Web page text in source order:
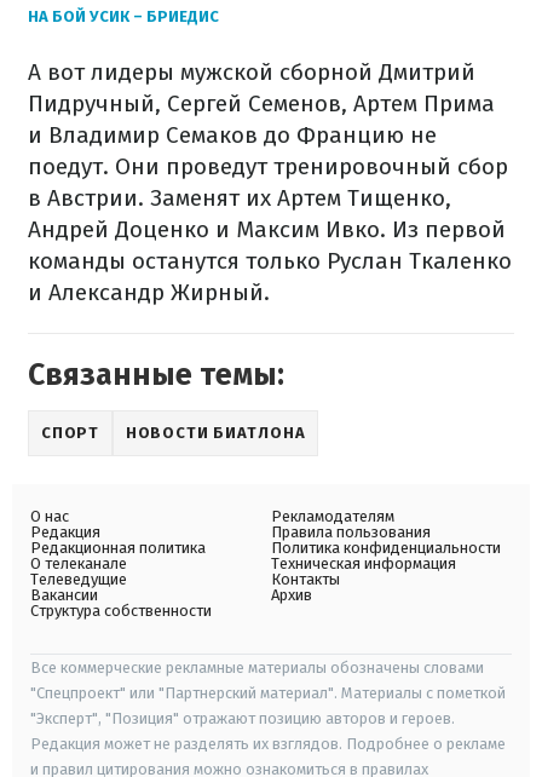
НА БОЙ УСИК – БРИЕДИС
А вот лидеры мужской сборной Дмитрий
Пидручный, Сергей Семенов, Артем Прима
и Владимир Семаков до Францию не
поедут. Они проведут тренировочный сбор
в Австрии. Заменят их Артем Тищенко,
Андрей Доценко и Максим Ивко. Из первой
команды останутся только Руслан Ткаленко
и Александр Жирный.
Связанные темы:
СПОРТ НОВОСТИ БИАТЛОНА
О нас
Редакция
Редакционная политика
О телеканале
Телеведущие
Вакансии
Структура собственности
Рекламодателям
Правила пользования
Политика конфиденциальности
Техническая информация
Контакты
Архив
Все коммерческие рекламные материалы обозначены словами
"Спецпроект" или "Партнерский материал". Материалы с пометкой
"Эксперт", "Позиция" отражают позицию авторов и героев.
Редакция может не разделять их взглядов. Подробнее о рекламе
и правил цитирования можно ознакомиться в правилах